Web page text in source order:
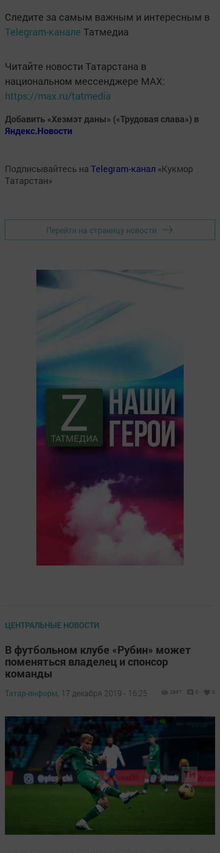
Следите за самым важным и интересным в
Telegram-канале Татмедиа
Читайте новости Татарстана в
национальном мессенджере MАХ:
https://max.ru/tatmedia
Добавить «Хезмэт даны» («Трудовая слава») в
Яндекс.Новости
Подписывайтесь на Telegram-канал «Кукмор
Татарстан»
Перейти на страницу новости
ЦЕНТРАЛЬНЫЕ НОВОСТИ
В футбольном клубе «Рубин» может
поменяться владелец и спонсор
команды
Татар-информ, 17 декабря 2019 - 16:25 2987 0 0